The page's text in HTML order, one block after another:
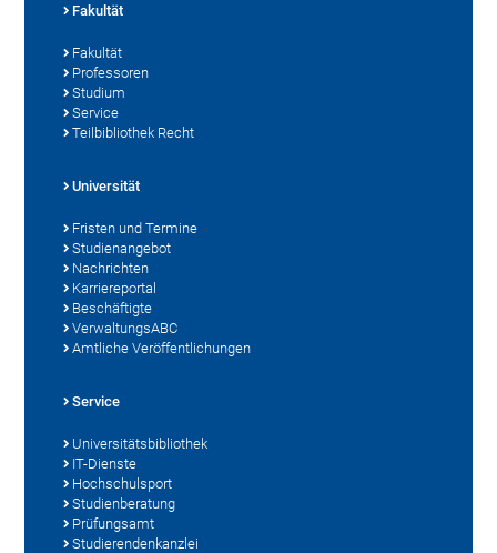
Fakultät
Fakultät
Professoren
Studium
Service
Teilbibliothek Recht
Universität
Fristen und Termine
Studienangebot
Nachrichten
Karriereportal
Beschäftigte
VerwaltungsABC
Amtliche Veröffentlichungen
Service
Universitätsbibliothek
IT-Dienste
Hochschulsport
Studienberatung
Prüfungsamt
Studierendenkanzlei